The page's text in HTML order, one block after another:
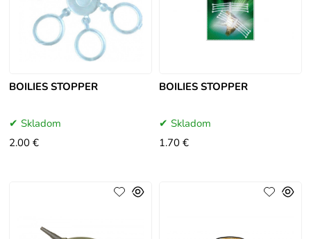
BOILIES STOPPER
Skladom
2.00 €
BOILIES STOPPER
Skladom
1.70 €